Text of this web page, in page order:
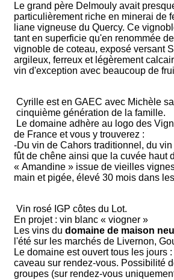
Le grand père Delmouly avait
particulièrement riche en minerai de
liane vigneuse du Quercy. Ce
tant en superficie qu'en renommée
vignoble de coteau, exposé versant
argileux, ferreux et légèrement
vin d'exception avec beaucoup de
Cyrille est en GAEC avec Michèle
cinquième génération de la famille.
Le domaine adhère au logo des
de France et vous y trouverez :
-Du vin de Cahors traditionnel, du
fût de chêne ainsi que la cuvée haut
« Amandine » issue de vieilles
main et pigée, élevé 30 mois dans
Vin rosé IGP côtes du Lot.
En projet : vin blanc « viogner »
Les vins du domaine de maison
l'été sur les marchés de Livernon,
Le domaine est ouvert tous les jours
caveau sur rendez-vous. Possibilité
groupes (sur rendez-vous